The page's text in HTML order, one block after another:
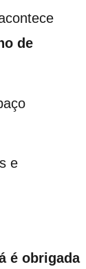
de
e
é obrigada